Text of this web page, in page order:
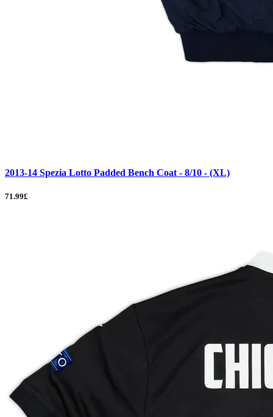
2013-14 Spezia Lotto Padded Bench Coat - 8/10 - (XL)
71.99£